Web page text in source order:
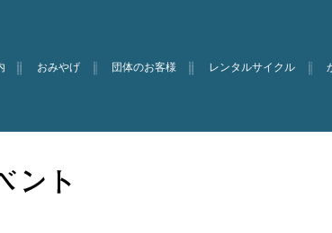
おみやげ 団体のお客様 レンタルサイクル